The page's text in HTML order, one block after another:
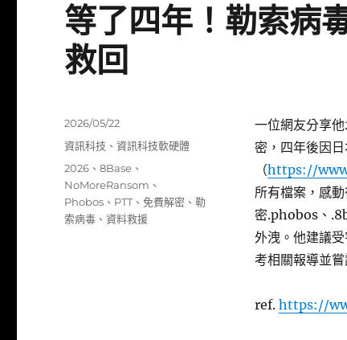
等了四年！勒索病
救回
一位網友分享
密，四年後因
（https://
所有檔案，感
密.phobos、
外洩。他建議
考相關報導並嘗
ref. https://
發
佈
期:
2026/05/22
分
資訊科技 、資訊科技軟硬體
標
籤
2026 、8Base 、
NoMoreRansom 、
Phobos 、 PTT、免費解密 、勒
索病毒 、資料救援